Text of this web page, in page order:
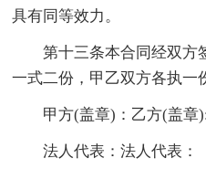
具有同等效力。
第十三条本合同经双方
一式二份，甲乙双方各执一
甲方(盖章)：乙方(盖章
法人代表：法人代表：